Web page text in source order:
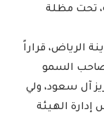
تحت مظلة
الرياض، قراراً
السمو
آل سعود، ولي
الهيئة